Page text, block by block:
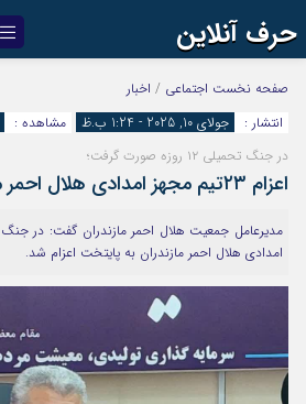
حرف آنلاین
اینستاگرام
آپارات
رمز عبور
مرا به خاطر بسپار
صفحه نخست اجتماعی / اخبار
انتشار :
جولای 10, 2025 - 1:24 ب.ظ مشاهده :
در جنگ تحمیلی ۱۲ روزه صورت گرفت؛
اعزام ۲۳تیم مجهز امدادی هلال احمر مازندران به پایتخت
امدادی هلال احمر مازندران به پایتخت اعزام شد.